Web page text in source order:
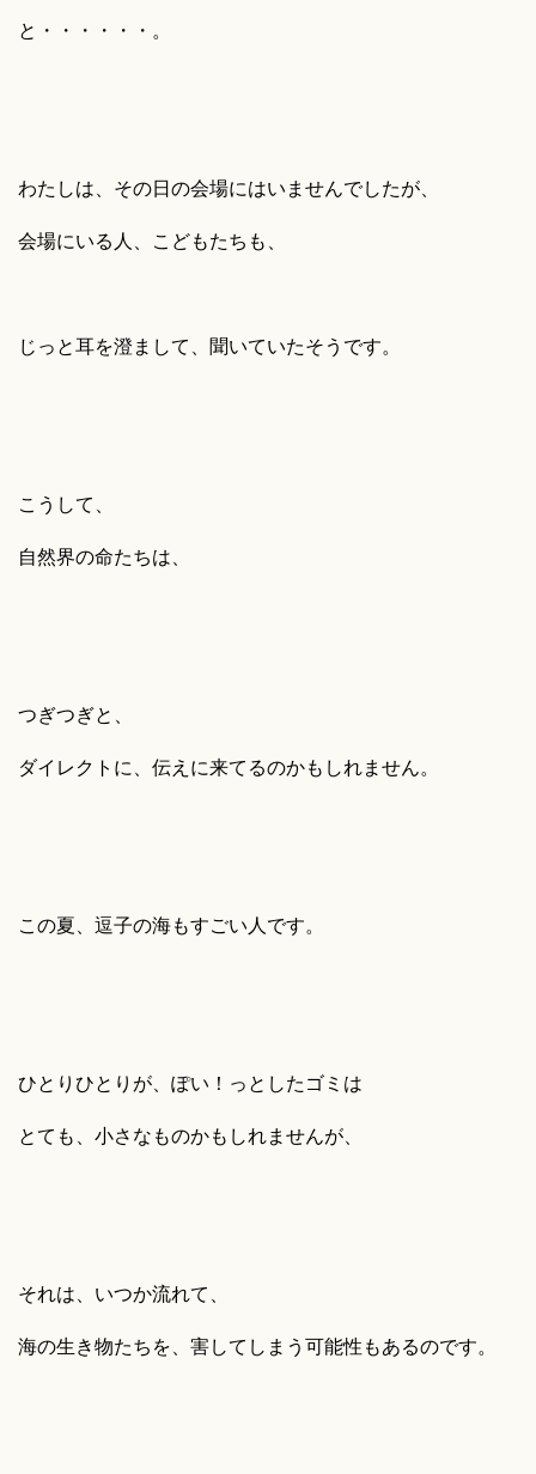
と・・・・・・。
わたしは、その日の会場にはいませんでしたが、
会場にいる人、こどもたちも、
じっと耳を澄まして、聞いていたそうです。
こうして、
自然界の命たちは、
つぎつぎと、
ダイレクトに、伝えに来てるのかもしれません。
この夏、逗子の海もすごい人です。
ひとりひとりが、ぽい！っとしたゴミは
とても、小さなものかもしれませんが、
それは、いつか流れて、
海の生き物たちを、害してしまう可能性もあるのです。